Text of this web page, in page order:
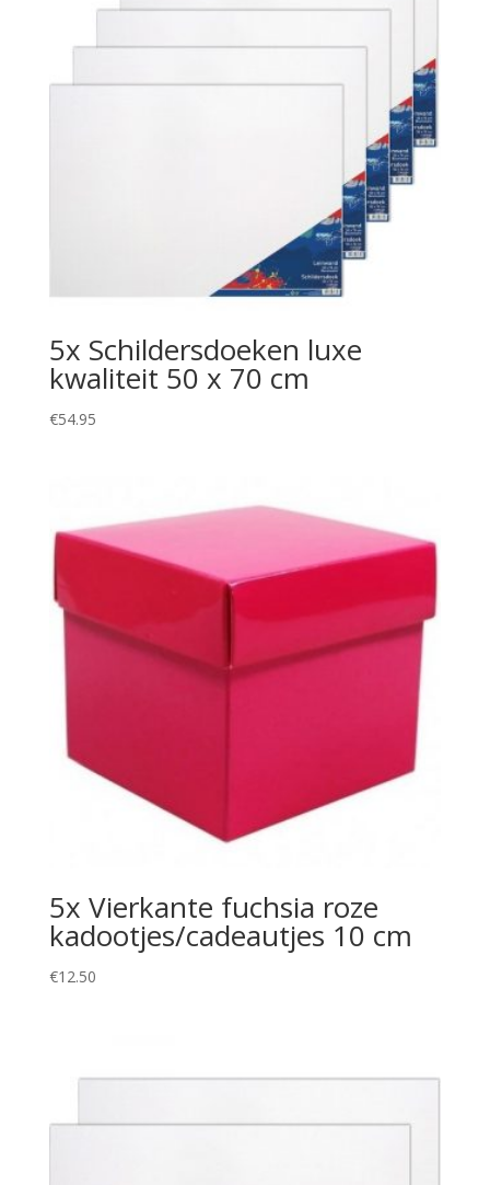
5x Schildersdoeken luxe
kwaliteit 50 x 70 cm
€54.95
5x Vierkante fuchsia roze
kadootjes/cadeautjes 10 cm
€12.50